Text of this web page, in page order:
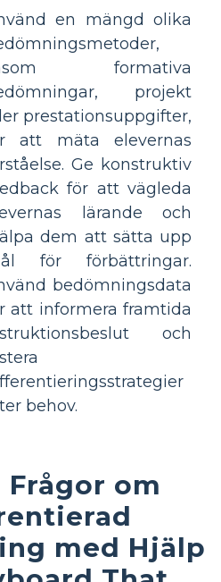
en mängd olika
formativa
projekt
prestationsuppgifter,
att mäta elevernas
Ge konstruktiv
för att vägleda
lärande och
dem att sätta upp
för förbättringar.
bedömningsdata
att informera framtida
och
behov.
Frågor om
med Hjälp